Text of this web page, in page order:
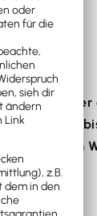
Finanzen